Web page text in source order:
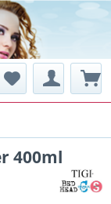
400ml